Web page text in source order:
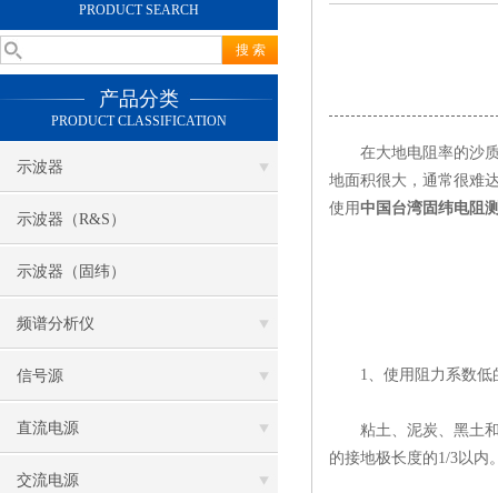
PRODUCT SEARCH
产品分类
PRODUCT CLASSIFICATION
示波器
示波器（R&S）
示波器（固纬）
频谱分析仪
信号源
直流电源
交流电源
在大地电阻率的沙质
地面积很大，通常很难
使用中国台湾固纬电阻
1、使用阻力系数低
粘土、泥炭、黑土和
的接地极长度的1/3以内